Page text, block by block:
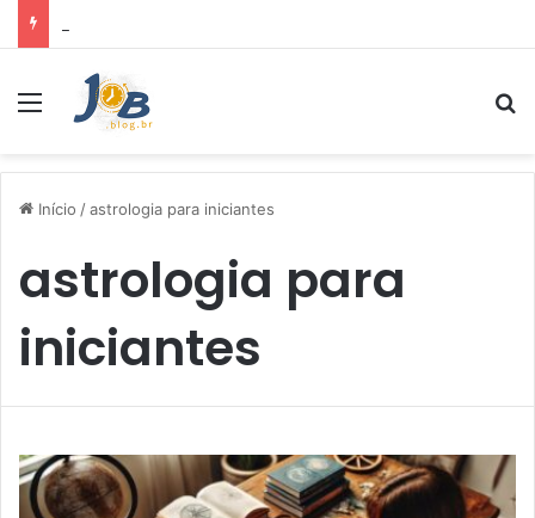
Menu
Início /astrologia para iniciantes
astrologia para
iniciantes